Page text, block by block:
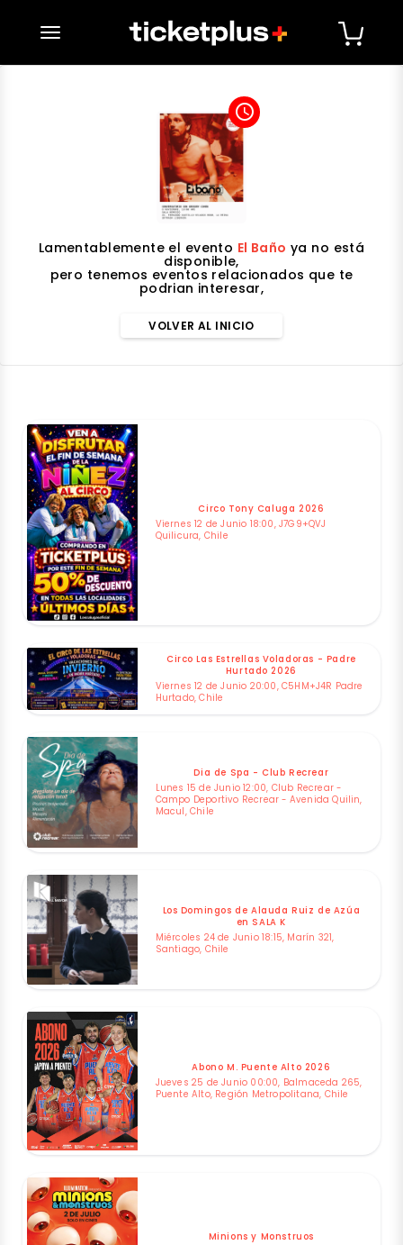
desplegar navegación
access_time
Lamentablemente el evento El Baño ya no está
disponible,
pero tenemos eventos relacionados que te
podrian interesar,
VOLVER AL INICIO
Circo Tony Caluga 2026
Viernes 12 de Junio 18:00, J7G9+QVJ
Quilicura, Chile
Circo Las Estrellas Voladoras - Padre
Hurtado 2026
Viernes 12 de Junio 20:00, C5HM+J4R Padre
Hurtado, Chile
Dia de Spa - Club Recrear
Lunes 15 de Junio 12:00, Club Recrear -
Campo Deportivo Recrear - Avenida Quilin,
Macul, Chile
Los Domingos de Alauda Ruiz de Azúa
en SALA K
Miércoles 24 de Junio 18:15, Marín 321,
Santiago, Chile
Abono M. Puente Alto 2026
Jueves 25 de Junio 00:00, Balmaceda 265,
Puente Alto, Región Metropolitana, Chile
Minions y Monstruos